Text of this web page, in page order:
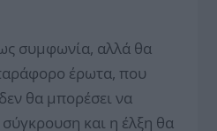
συμφωνία, αλλά θα
έρωτα, που
θα μπορέσει να
και η έλξη θα